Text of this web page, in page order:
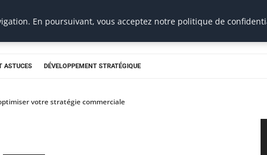
ASTUCES DÉVELOPPEMENT STRATÉGIQUE
votre stratégie commerciale
En poursuivant, vous acceptez notre politique de